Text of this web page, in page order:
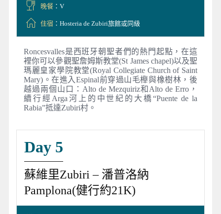
晚餐：V
住宿：Hosteria de Zubiri旅館或同級
Roncesvalles是西班牙朝聖者們的熱門起點，在這
裡你可以參觀聖詹姆斯教堂(St James chapel)以及聖
瑪麗皇家學院教堂(Royal Collegiate Church of Saint
Mary)。在進入Espinal前穿過山毛櫸與橡樹林，後
越過兩個山口：Alto de Mezquiriz和Alto de Erro，
續行經Arga河上的中世紀的大橋“Puente de la
Rabia”抵達Zubiri村。
Day 5
蘇維里Zubiri – 潘普洛納
Pamplona(健行約21K)